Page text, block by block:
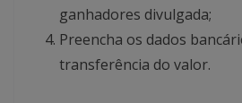
ganhadores divulgada;
Preencha os dados
transferência do valor.